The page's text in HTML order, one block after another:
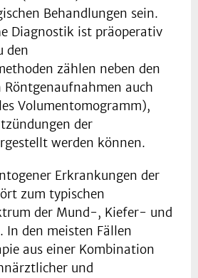
Behandlungen sein.
Diagnostik ist präoperativ
den
zählen neben den
auch
Volumentomogramm),
der
werden können.
Erkrankungen der
zum typischen
der Mund-, Kiefer- und
In den meisten Fällen
aus einer Kombination
und